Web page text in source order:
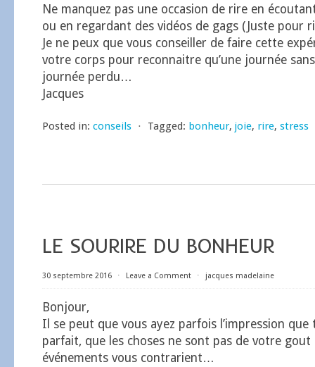
Ne manquez pas une occasion de rire en
ou en regardant des vidéos de gags (Juste pour
Je ne peux que vous conseiller de faire cette
votre corps pour reconnaitre qu’une journée
journée perdu…
Jacques
Posted in: conseils ⋅ Tagged: bonheur, joie, rire, stress
LE SOURIRE DU BONHEUR
30 septembre 2016 ⋅ Leave a Comment ⋅ jacques madelaine
Bonjour,
Il se peut que vous ayez parfois l’impression que
parfait, que les choses ne sont pas de votre gout
événements vous contrarient…